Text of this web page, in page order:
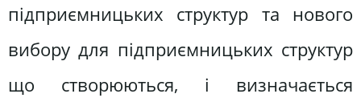
підприємницьких структур та нового
вибору для підприємницьких структур
що створюються, і визначається